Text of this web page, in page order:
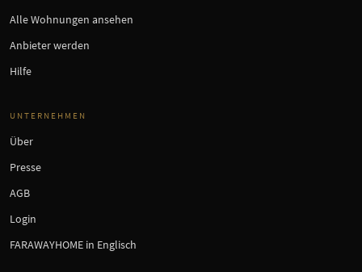
Alle Wohnungen ansehen
Anbieter werden
Hilfe
UNTERNEHMEN
Über
Presse
AGB
Login
FARAWAYHOME in Englisch